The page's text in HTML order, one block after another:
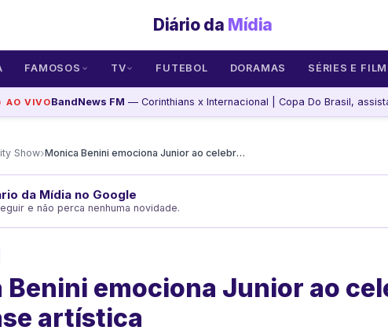
Diário da Mídia
FAMOSOS TV FUTEBOL DORAMAS SÉRIES E
AO VIVOBandNews FM — Corinthians x Internacional | Copa Do Brasil,
Show› Monica Benini emociona Junior ao celebrar nova fase artística
da Mídia no Google
e não perca nenhuma novidade.
Benini emociona Junior ao
artística